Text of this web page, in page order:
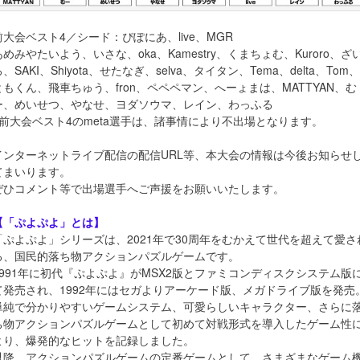
大会ベスト4／シード：ぴぽにあ、live、MGR
めみやたいよう、いさな、oka、Kamestry、くまちょむ、Kuroro、ざ
、SAKI、Shiyota、せたなぎ、selva、タイタン、Tema、delta、Tom、
もくん、飛車ちゅう、fron、ペペペマン、へーょまは、MATTYAN、む
、めいせつ、やなせ、ヨダソウマ、レイン、わっふる
大会ベスト4のmeta選手は、諸事情により不出場となります。
ンターネットライブ配信の配信URL等、本大会の情報は今後お知らせ
いります。
ひコメント等で出場選手へご声援をお願いいたします。
ぷよぷよ」とは】
ぷよぷよ」シリーズは、2021年で30周年をむかえて世代を超えて愛さ
、国民的落ち物アクションパズルゲームです。
年に初代『ぷよぷよ』がMSX2版とファミコンディスクシステム版
発売され、1992年にはセガよりアーケード版、メガドライブ版を発売。
純で分かりやすいゲームシステム、可愛らしいキャラクター、さらに
物アクションパズルゲームとして初めて対戦形式を導入したゲーム性
り、爆発的なヒットを記録しました。
降、アクションパズルゲームの定番ゲームとして、さまざまなゲーム